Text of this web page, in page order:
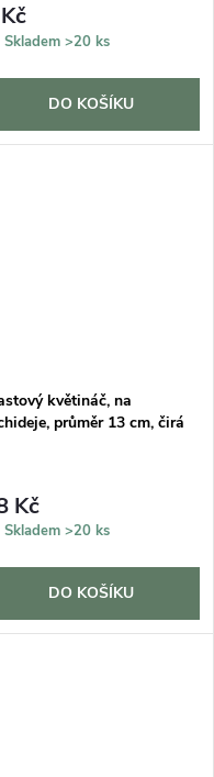
Skladem >20 ks
DO KOŠÍKU
květináč, na
průměr 13 cm, čirá
Kč
Skladem >20 ks
DO KOŠÍKU